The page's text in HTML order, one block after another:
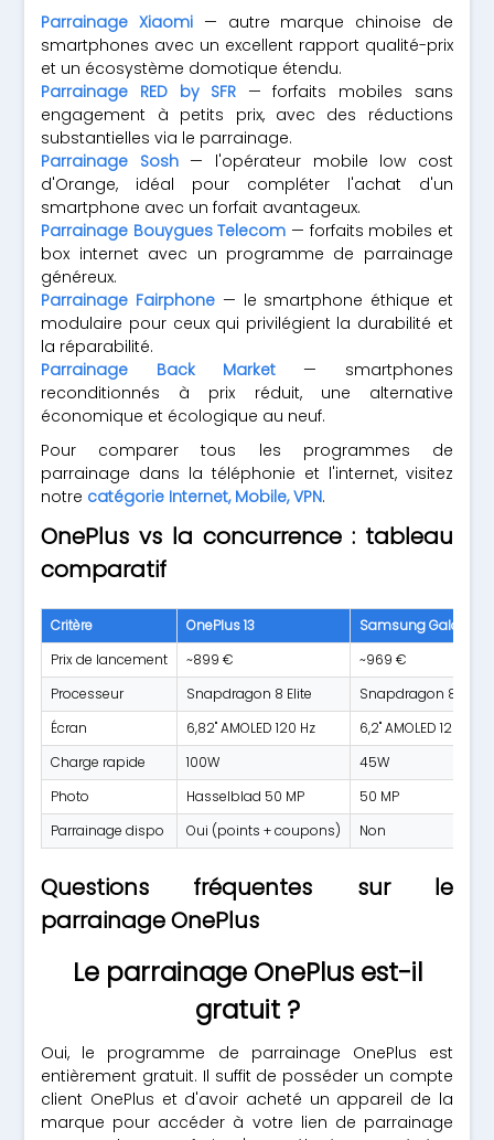
Parrainage Xiaomi — autre marque chinoise de
smartphones avec un excellent rapport qualité-prix
et un écosystème domotique étendu.
Parrainage RED by SFR — forfaits mobiles sans
engagement à petits prix, avec des réductions
substantielles via le parrainage.
Parrainage Sosh— l'opérateur mobile low cost
d'Orange, idéal pour compléter l'achat d'un
smartphone avec un forfait avantageux.
Parrainage Bouygues Telecom — forfaits mobiles et
box internet avec un programme de parrainage
généreux.
Parrainage Fairphone — le smartphone éthique et
modulaire pour ceux qui privilégient la durabilité et
la réparabilité.
Parrainage Back Market — smartphones
reconditionnés à prix réduit, une alternative
économique et écologique au neuf.
Pour comparer tous les programmes de
parrainage dans la téléphonie et l'internet, visitez
notre catégorie Internet, Mobile, VPN.
OnePlus vs la concurrence : tableau
comparatif
Critère OnePlus 13
Samsung Galaxy
Prix de lancement
~899 €
~969 €
Processeur
Snapdragon 8 Elite
Snapdragon 8 Elite
Écran
6,82" AMOLED 120 Hz
6,2" AMOLED 120 Hz
Charge rapide
100W
45W
Photo
Hasselblad 50 MP
50 MP
Parrainage dispo
Oui (points + coupons) Non
Questions fréquentes sur le
parrainage OnePlus
Le parrainage OnePlus est-il
gratuit ?
Oui, le programme de parrainage OnePlus est
entièrement gratuit. Il suffit de posséder un compte
client OnePlus et d'avoir acheté un appareil de la
marque pour accéder à votre lien de parrainage